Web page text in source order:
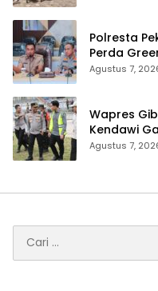
Polresta
Perda
Sekolah
Agustus 7,
Wapres
Kendawi
Aceh
Agustus 7,
untuk: